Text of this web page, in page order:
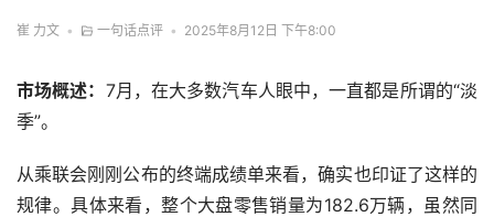
崔 力文 • 一句话点评 • 2025年8月12日 下午8:00
市场概述： 7月，在大多数汽车人眼中，一直都是所谓的“淡
季”。
从乘联会刚刚公布的终端成绩单来看，确实也印证了这样的
规律。具体来看，整个大盘零售销量为182.6万辆，虽然同